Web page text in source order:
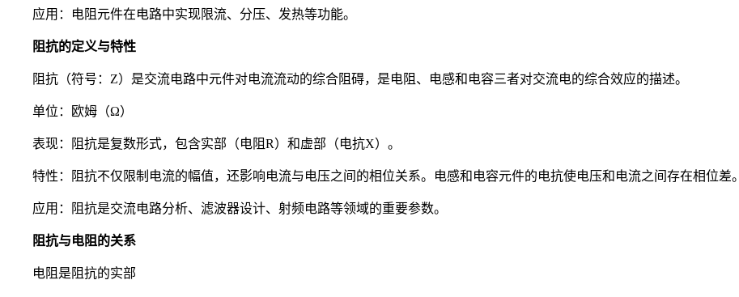
应用：电阻元件在电路中实现限流、分压、发热等功能。
阻抗的定义与特性
阻抗（符号：Z）是交流电路中元件对电流流动的综合阻碍，是电阻、电感和电容三者对交流电的综合效应的描述。
单位：欧姆（Ω）
表现：阻抗是复数形式，包含实部（电阻R）和虚部（电抗X）。
特性：阻抗不仅限制电流的幅值，还影响电流与电压之间的相位关系。电感和电容元件的电抗使电压和电流之间存在相位差。
应用：阻抗是交流电路分析、滤波器设计、射频电路等领域的重要参数。
阻抗与电阻的关系
电阻是阻抗的实部